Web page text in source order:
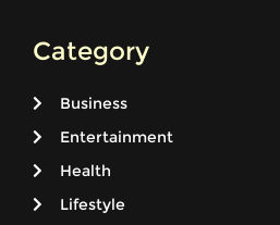
Category
Business
Entertainment
Health
Lifestyle